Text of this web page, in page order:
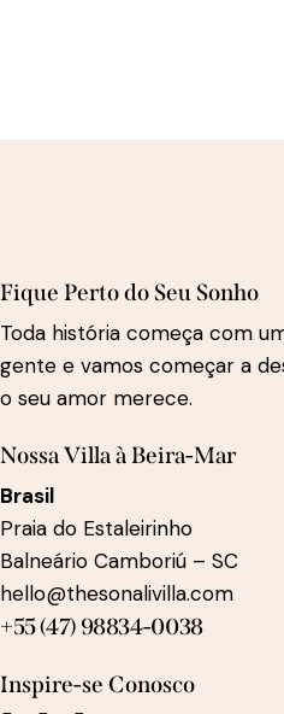
Fique Perto do Seu Sonho
Toda história começa com
gente e vamos começar a
o seu amor merece.
Nossa Villa à Beira-Mar
Brasil
Praia do Estaleirinho
Balneário Camboriú – SC
hello@thesonalivilla.com
+55 (47) 98834-0038
Inspire-se Conosco